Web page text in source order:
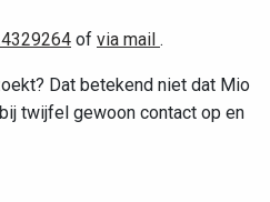
of via mail .
Dat betekend niet dat Mio
twijfel gewoon contact op en